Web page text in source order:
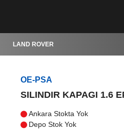
LAND ROVER
OE-PSA
SILINDIR KAPAGI 1.6
Ankara Stokta Yok
Depo Stok Yok